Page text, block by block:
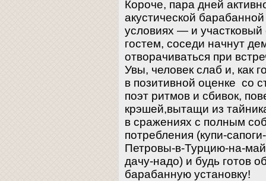
Короче, пара дней
акустической
условиях — и
гостем, соседи начнут
отворачиваться при
Увы, человек слаб и, как
в позитивной оценке
поэт ритмов и сбивок,
крэшей,вытащи из
в сражениях с полным
потребления (купи-
Петровы-в-Турцию-на-
дачу-надо) и будь готов
барабанную установку!